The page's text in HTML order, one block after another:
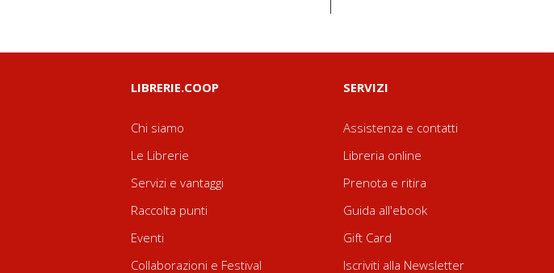
LIBRERIE.COOP
Chi siamo
Le Librerie
Servizi e vantaggi
Raccolta punti
Eventi
Collaborazioni e Festival
SERVIZI
Assistenza e contatti
Libreria online
Prenota e ritira
Guida all'ebook
Gift Card
Iscriviti alla Newsletter